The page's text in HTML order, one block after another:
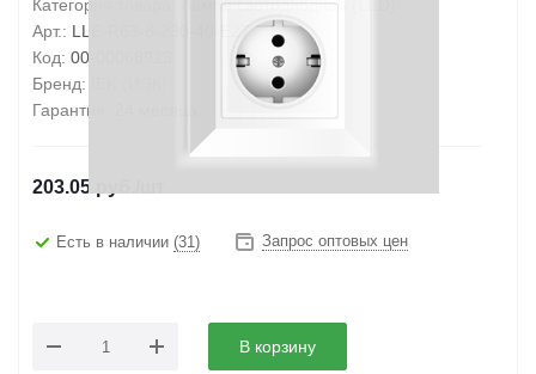
Категория товара:
Лампа светодиодная (LED)
Арт.: LLE-R63-8-230-40-E27
Код: 00-00068923
Бренд:
Гарантия:
203.05
Есть в наличии (31) Запрос оптовых цен
В корзину